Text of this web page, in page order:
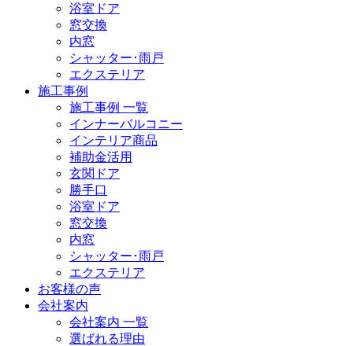
浴室ドア
窓交換
内窓
シャッター･雨戸
エクステリア
施工事例
施工事例 一覧
インナーバルコニー
インテリア商品
補助金活用
玄関ドア
勝手口
浴室ドア
窓交換
内窓
シャッター･雨戸
エクステリア
お客様の声
会社案内
会社案内 一覧
選ばれる理由